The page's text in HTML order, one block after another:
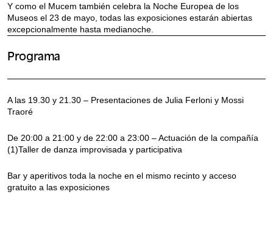
Y como el Mucem también celebra la Noche Europea de los
Museos el 23 de mayo, todas las exposiciones estarán abiertas
excepcionalmente hasta medianoche.
Programa
A las 19.30 y 21.30 – Presentaciones de Julia Ferloni y Mossi
Traoré
De 20:00 a 21:00 y de 22:00 a 23:00 – Actuación de la compañía
(1)Taller de danza improvisada y participativa
Bar y aperitivos toda la noche en el mismo recinto y acceso
gratuito a las exposiciones